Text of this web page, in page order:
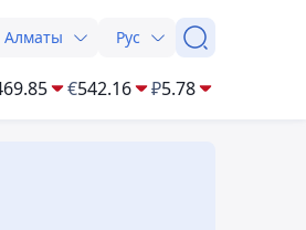
Алматы Рус
€542.16 ₽5.78